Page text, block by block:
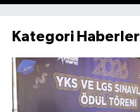
Kategori Haberler